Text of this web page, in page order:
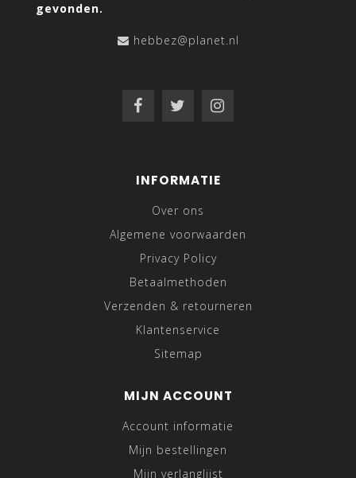
gevonden.
hebbez@planet.nl
INFORMATIE
Over ons
Algemene voorwaarden
Privacy Policy
Betaalmethoden
Verzenden & retourneren
Klantenservice
Sitemap
MIJN ACCOUNT
Account informatie
Mijn bestellingen
Mijn verlanglijst